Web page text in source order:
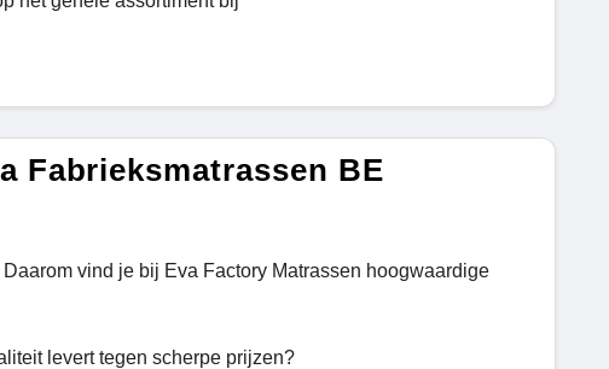
Fabrieksmatrassen BE
vind je bij Eva Factory Matrassen hoogwaardige
levert tegen scherpe prijzen?